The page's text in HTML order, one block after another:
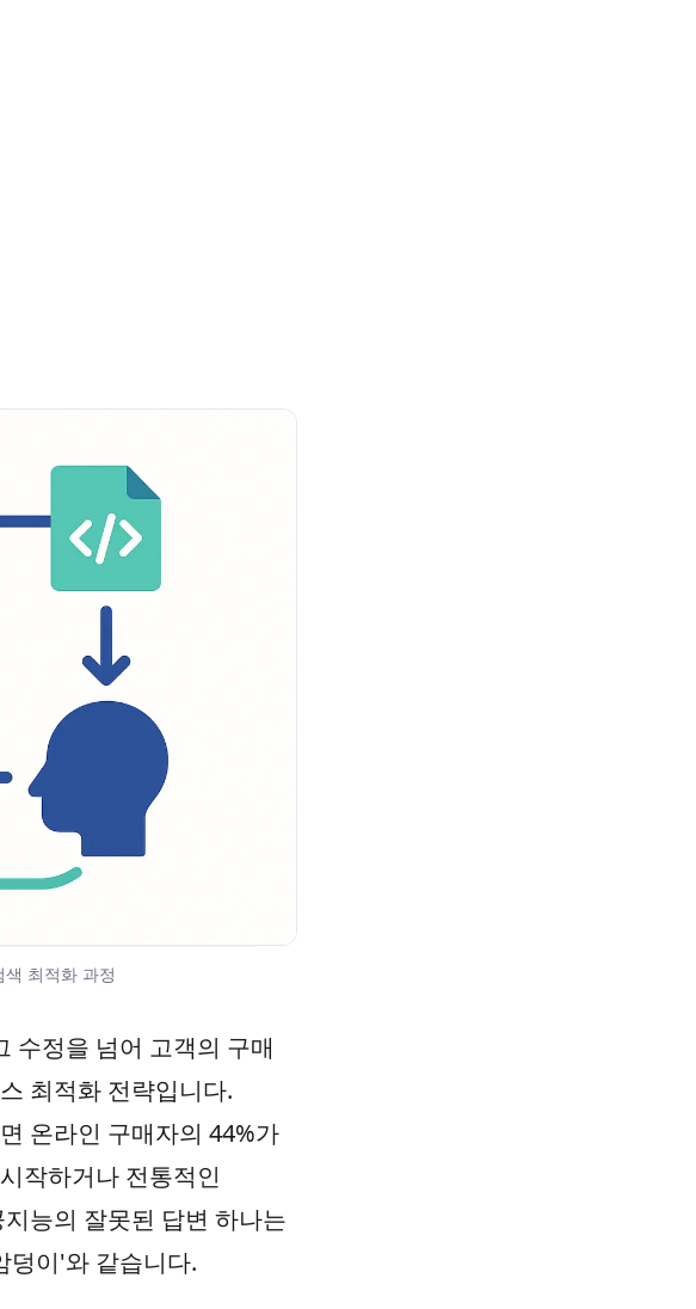
최적화 과정
수정을 넘어 고객의 구매
최적화 전략입니다.
온라인 구매자의 44%가
작하거나 전통적인
능의 잘못된 답변 하나는
덩이'와 같습니다.